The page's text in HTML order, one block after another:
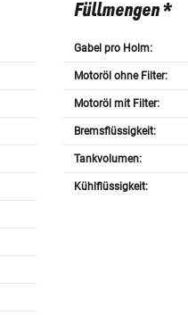
Füllmengen *
Gabel pro Holm:
Motoröl ohne Filter:
Motoröl mit Filter:
Bremsflüssigkeit:
Tankvolumen:
Kühlflüssigkeit: